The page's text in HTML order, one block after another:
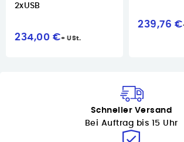
2xUSB
234,00 €
239,76 €
Schneller Versand
Bei Auftrag bis 15 Uhr